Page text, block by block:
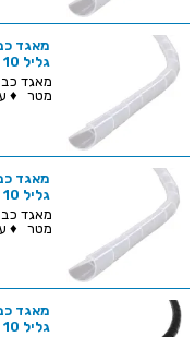
גליל 10 מטר
מטר ♦
גליל 10 מטר
מטר ♦
גליל 10 מטר